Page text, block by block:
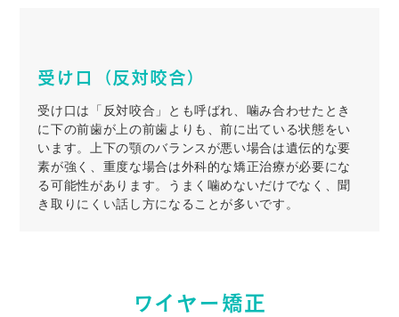
受け口（反対咬合）
受け口は「反対咬合」とも呼ばれ、噛み合わせたとき
に下の前歯が上の前歯よりも、前に出ている状態をい
います。上下の顎のバランスが悪い場合は遺伝的な要
素が強く、重度な場合は外科的な矯正治療が必要にな
る可能性があります。うまく噛めないだけでなく、聞
き取りにくい話し方になることが多いです。
ワイヤー矯正